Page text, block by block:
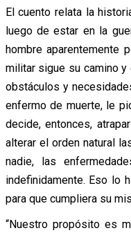
El cuento relata la
luego de estar en la
hombre aparentemente
militar sigue su camino
obstáculos y
enfermo de muerte, le
decide, entonces,
alterar el orden natural
nadie, las
indefinidamente. Eso lo
para que cumpliera su
“Nuestro propósito es